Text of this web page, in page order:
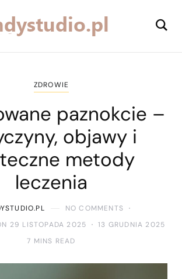
ZDROWIE
paznokcie –
objawy i
metody
leczenia
NO COMMENTS
29 LISTOPADA 2025
13 GRUDNIA 2025
7 MINS READ